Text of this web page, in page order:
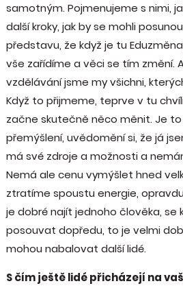
samotným. Pojmenujeme s nimi,
další kroky, jak by se mohli
představu, že když je tu
vše zařídíme a věci se tím změní.
vzdělávání jsme my všichni,
Když to přijmeme, teprve v tu
začne skutečně něco měnit. Je
přemýšlení, uvědomění si, že já
má své zdroje a možnosti a
Nemá ale cenu vymýšlet hned
ztratíme spoustu energie,
je dobré najít jednoho člověka, se
posouvat dopředu, to je velmi
mohou nabalovat další lidé.
S čím ještě lidé přicházejí na